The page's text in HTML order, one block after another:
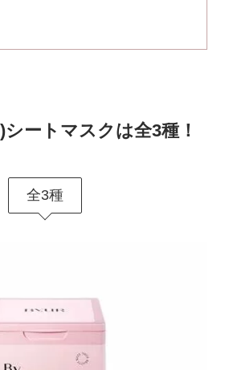
シートマスクは全3種！
全3種